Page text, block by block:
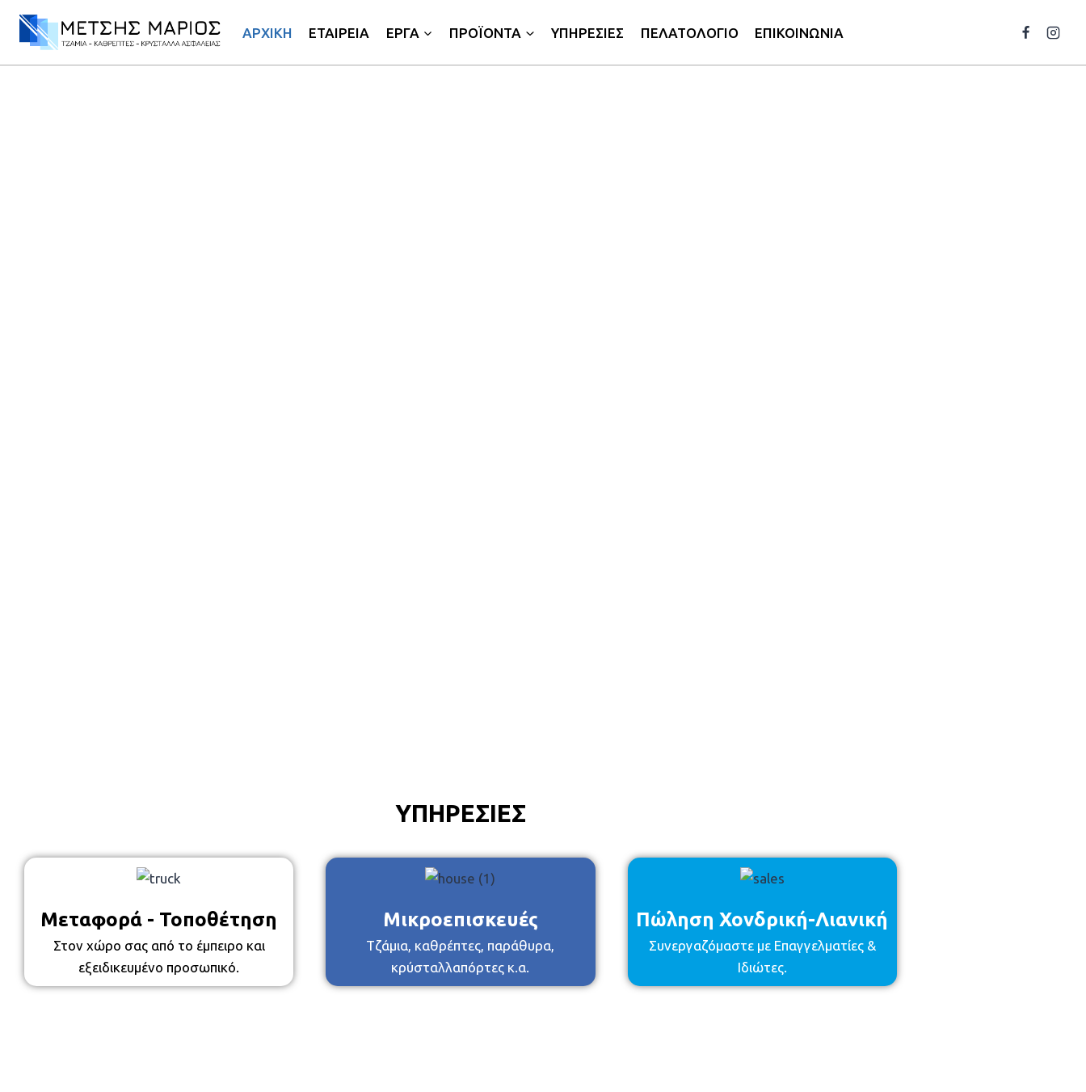
ΑΡΧΙΚΗ ΕΤΑΙΡΕΙΑ ΕΡΓΑ ΠΡΟΪΟΝΤΑ ΥΠΗΡΕΣΙΕΣ ΠΕΛΑΤΟΛΟΓΙΟ ΕΠΙΚΟΙΝΩΝΙΑ
ΥΠΗΡΕΣΙΕΣ
Μεταφορά - Τοποθέτηση
Στον χώρο σας από το έμπειρο και
εξειδικευμένο προσωπικό.
Μικροεπισκευές
Τζάμια, καθρέπτες, παράθυρα,
κρύσταλλαπόρτες κ.α.
Πώληση Χονδρική-Λιανική
Συνεργαζόμαστε με Επαγγελματίες &
Ιδιώτες.